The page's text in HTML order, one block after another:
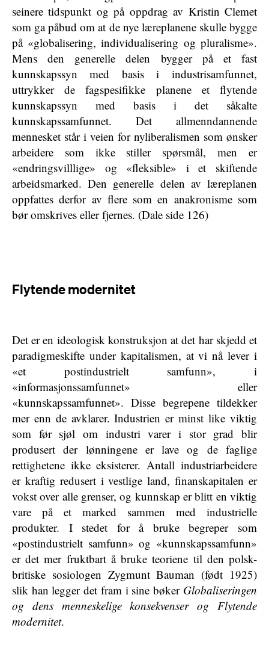
seinere tidspunkt og på oppdrag av Kristin Clemet
som ga påbud om at de nye læreplanene skulle bygge
på «globalisering, individualisering og pluralisme».
Mens den generelle delen bygger på et fast
kunnskapssyn med basis i industrisamfunnet,
uttrykker de fagspesifikke planene et flytende
kunnskapssyn med basis i det såkalte
kunnskapssamfunnet. Det allmenndannende
mennesket står i veien for nyliberalismen som ønsker
arbeidere som ikke stiller spørsmål, men er
«endringsvilllige» og «fleksible» i et skiftende
arbeidsmarked. Den generelle delen av læreplanen
oppfattes derfor av flere som en anakronisme som
bør omskrives eller fjernes. (Dale side 126)
Flytende modernitet
Det er en ideologisk konstruksjon at det har skjedd et
paradigmeskifte under kapitalismen, at vi nå lever i
«et postindustrielt samfunn», i
«informasjonssamfunnet» eller
«kunnskapssamfunnet». Disse begrepene tildekker
mer enn de avklarer. Industrien er minst like viktig
som før sjøl om industri varer i stor grad blir
produsert der lønningene er lave og de faglige
rettighetene ikke eksisterer. Antall industriarbeidere
er kraftig redusert i vestlige land, finanskapitalen er
vokst over alle grenser, og kunnskap er blitt en viktig
vare på et marked sammen med industrielle
produkter. I stedet for å bruke begreper som
«postindustrielt samfunn» og «kunnskapssamfunn»
er det mer fruktbart å bruke teoriene til den polsk-
britiske sosiologen Zygmunt Bauman (født 1925)
slik han legger det fram i sine bøker Globaliseringen
og dens menneskelige konsekvenser og Flytende
modernitet.